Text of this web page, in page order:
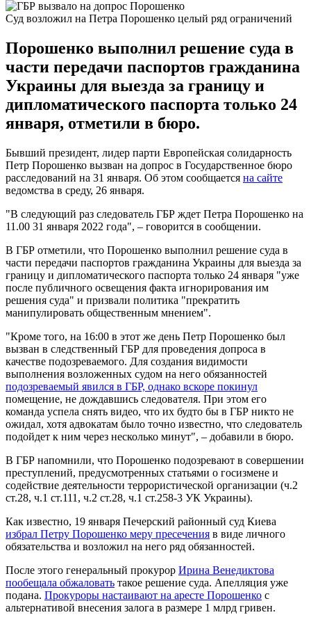
Суд возложил на Петра Порошенко целый ряд ограничений
Порошенко выполнил решение суда в
части передачи паспортов гражданина
Украины для выезда за границу и
дипломатического паспорта только 24
января, отметили в бюро.
Бывший президент, лидер парти Европейская солидарность
Петр Порошенко вызван на допрос в Государственное бюро
расследований на 31 января. Об этом сообщается на сайте
ведомства в среду, 26 января.
"В следующий раз следователь ГБР ждет Петра Порошенко на
11.00 31 января 2022 года", – говорится в сообщении.
В ГБР отметили, что Порошенко выполнил решение суда в
части передачи паспортов гражданина Украины для выезда за
границу и дипломатического паспорта только 24 января "уже
после публичного освещения факта игнорирования им
решения суда" и призвали политика "прекратить
манипулировать общественным мнением".
"Кроме того, на 16:00 в этот же день Петр Порошенко был
вызван в следственный ГБР для проведения допроса в
качестве подозреваемого. Для создания видимости
выполнения возложенных судом на него обязанностей
подозреваемый явился в ГБР, однако вскоре покинул
помещение, не дождавшись следователя. При этом его
команда успела снять видео, что их будто бы в ГБР никто не
ожидал, хотя адвокатам было точно известно, что следователь
подойдет к ним через несколько минут", – добавили в бюро.
В ГБР напомнили, что Порошенко подозревают в совершении
преступлений, предусмотренных статьями о госизмене и
содействие деятельности террористической организации (ч.2
ст.28, ч.1 ст.111, ч.2 ст.28, ч.1 ст.258-3 УК Украины).
Как известно, 19 января Печерский районный суд Киева
избрал Петру Порошенко меру пресечения в виде личного
обязательства и возложил на него ряд обязанностей.
После этого генеральный прокурор Ирина Венедиктова
пообещала обжаловать такое решение суда. Апелляция уже
подана. Прокуроры настаивают на аресте Порошенко с
альтернативой внесения залога в размере 1 млрд гривен.